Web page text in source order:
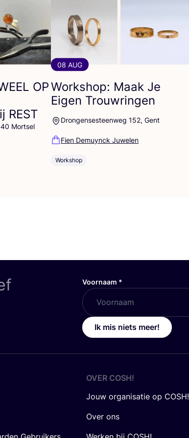
OP
REST
Mortsel
08 AUG
Workshop: Maak Je
Eigen Trouwringen
Drongensesteenweg 152, Gent
Fien Demuynck Juwelen
Workshop
Voornaam *
Ik mis niets meer!
OVER COSH!
Jouw organisatie op COSH!
Over ons